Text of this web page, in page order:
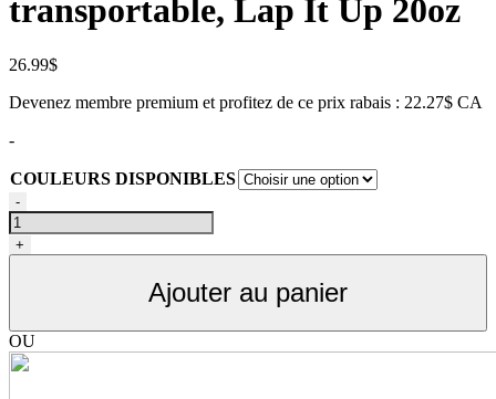
transportable, Lap It Up 20oz
26.99$
Devenez membre premium et profitez de ce prix rabais : 22.27$ CA
-
COULEURS DISPONIBLES
quantité
de
Bouteille
d'eau
Lap
It
-
+
Ajouter au panier
OU